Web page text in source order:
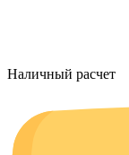
Наличный расчет